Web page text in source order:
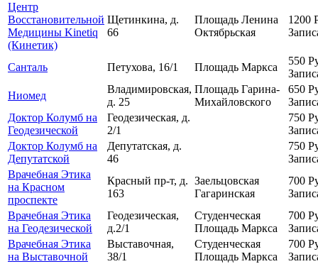
Центр
Восстановительной
Медицины Kinetiq
(Кинетик)
Щетинкина, д.
66
Площадь Ленина
Октябрьская
1200
Санталь Петухова, 16/1 Площадь Маркса
550
Ниомед
Владимировская,
д. 25
Площадь Гарина-
Михайловского
650
Доктор Колумб на
Геодезической
Геодезическая, д.
2/1
750
Доктор Колумб на
Депутатской
Депутатская, д.
46
750
Врачебная Этика
на Красном
проспекте
Красный пр-т, д.
163
Заельцовская
Гагаринская
700
Врачебная Этика
на Геодезической
Геодезическая,
д.2/1
Студенческая
Площадь Маркса
700
Врачебная Этика
на Выставочной
Выставочная,
38/1
Студенческая
Площадь Маркса
700